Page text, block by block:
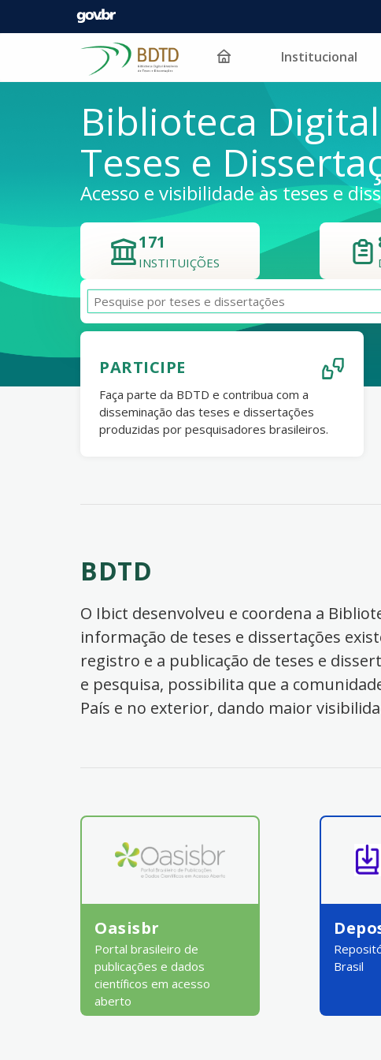
Pular para o conteúdo Institucional
Biblioteca
Teses e
Acesso e visibilidade às teses e
171
INSTITUIÇÕES
PARTICIPE
Faça parte da BDTD e contribua com a
disseminação das teses e dissertações
produzidas por pesquisadores brasileiros.
BDTD
O Ibict desenvolveu e coordena a
informação de teses e dissertações
registro e a publicação de teses e
e pesquisa, possibilita que a
País e no exterior, dando maior
Oasisbr
Portal brasileiro de
publicações e dados
científicos em acesso
aberto
Brasil